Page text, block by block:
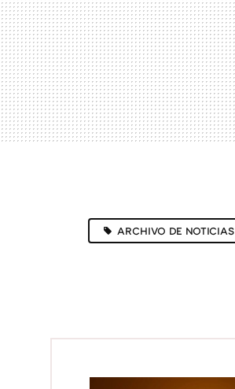
ARCHIVO DE NOTICIAS